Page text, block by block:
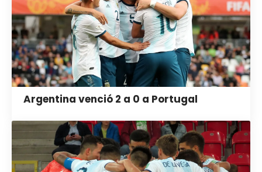
Argentina venció 2 a 0 a Portugal